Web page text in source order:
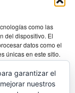
como las
del dispositivo. El
datos como el
únicas en este sitio.
negativamente a
garantizar el
nuestros